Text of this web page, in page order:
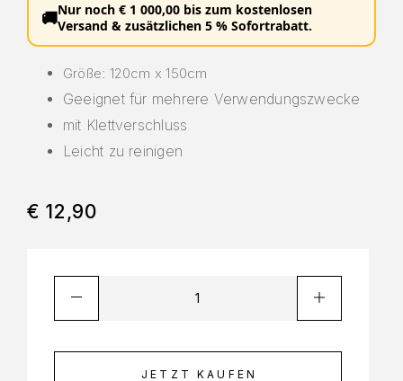
🚚Nur noch € 1 000,00 bis zum kostenlosen
Versand & zusätzlichen 5 % Sofortrabatt.
Größe: 120cm x 150cm
Geeignet für mehrere Verwendungszwecke
mit Klettverschluss
Leicht zu reinigen
€ 12,90
JETZT KAUFEN